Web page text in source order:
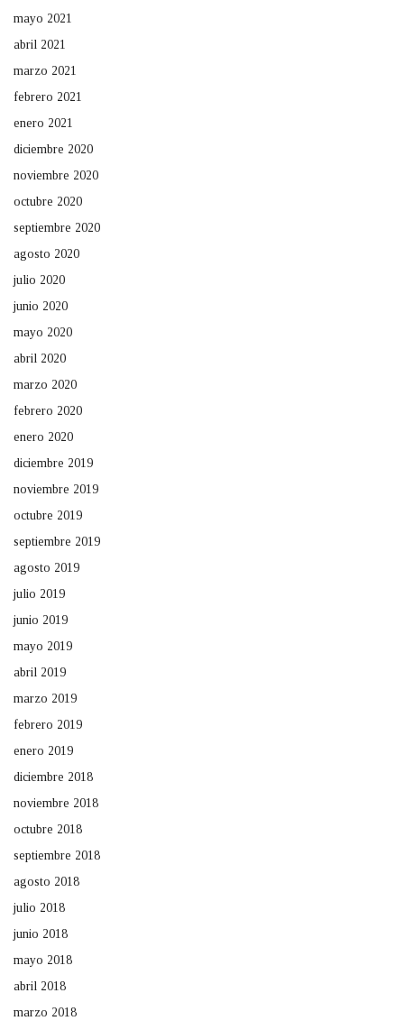
mayo 2021
abril 2021
marzo 2021
febrero 2021
enero 2021
diciembre 2020
noviembre 2020
octubre 2020
septiembre 2020
agosto 2020
julio 2020
junio 2020
mayo 2020
abril 2020
marzo 2020
febrero 2020
enero 2020
diciembre 2019
noviembre 2019
octubre 2019
septiembre 2019
agosto 2019
julio 2019
junio 2019
mayo 2019
abril 2019
marzo 2019
febrero 2019
enero 2019
diciembre 2018
noviembre 2018
octubre 2018
septiembre 2018
agosto 2018
julio 2018
junio 2018
mayo 2018
abril 2018
marzo 2018